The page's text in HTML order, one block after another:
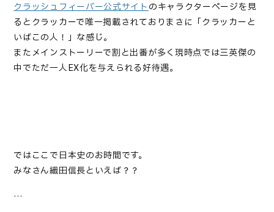
クラッシュフィーバー公式サイトのキャラクターページを見
るとクラッカーで唯一掲載されておりまさに「クラッカーと
いばこの人！」な感じ。
またメインストーリーで割と出番が多く現時点では三英傑の
中でただ一人EX化を与えられる好待遇。
ではここで日本史のお時間です。
みなさん織田信長といえば？？
…